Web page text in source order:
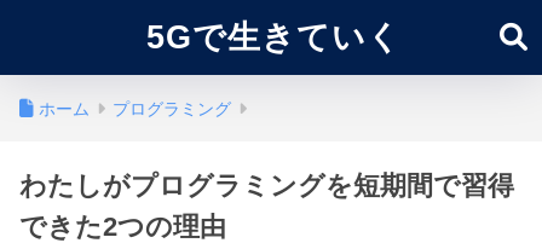
5Gで生きていく
ホーム プログラミング
わたしがプログラミングを短期間で習得
できた2つの理由